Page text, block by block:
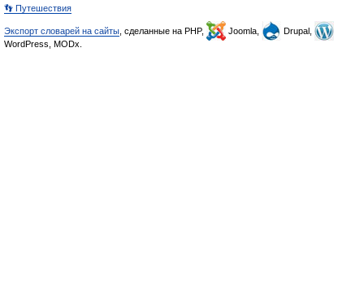
👣 Путешествия
Экспорт словарей на сайты , сделанные на PHP, Joomla,
Drupal,
WordPress, MODx.